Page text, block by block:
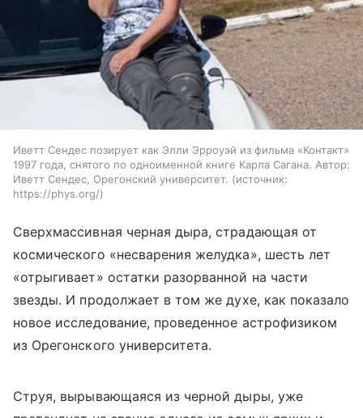
Иветт Сендес позирует как Элли Эрроуэй из фильма «Контакт»
1997 года, снятого по одноименной книге Карла Сагана. Автор:
Иветт Сендес, Орегонский университет.
источник:
https://phys.org/
Сверхмассивная черная дыра, страдающая от
космического «несварения желудка», шесть лет
«отрыгивает» остатки разорванной на части
звезды. И продолжает в том же духе, как показало
новое исследование, проведенное астрофизиком
из Орегонского университета.
Струя, вырывающаяся из черной дыры, уже